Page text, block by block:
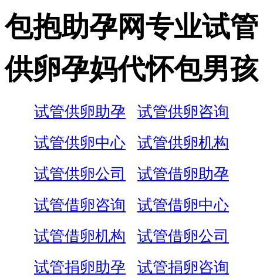
包抱助孕网专业试管
供卵孕妈代怀包男孩
试管供卵助孕
试管供卵咨询
试管供卵中心
试管供卵机构
试管供卵公司
试管借卵助孕
试管借卵咨询
试管借卵中心
试管借卵机构
试管借卵公司
试管捐卵助孕
试管捐卵咨询